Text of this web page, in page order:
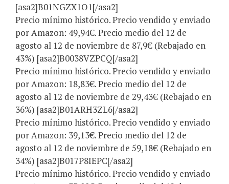
[asa2]B01NGZX1O1[/asa2]
Precio mínimo histórico. Precio vendido y enviado
por Amazon: 49,94€. Precio medio del 12 de
agosto al 12 de noviembre de 87,9€ (Rebajado en
43%) [asa2]B0038VZPCQ[/asa2]
Precio mínimo histórico. Precio vendido y enviado
por Amazon: 18,83€. Precio medio del 12 de
agosto al 12 de noviembre de 29,43€ (Rebajado en
36%) [asa2]B01ARH3ZL6[/asa2]
Precio mínimo histórico. Precio vendido y enviado
por Amazon: 39,13€. Precio medio del 12 de
agosto al 12 de noviembre de 59,18€ (Rebajado en
34%) [asa2]B017P8IEPC[/asa2]
Precio mínimo histórico. Precio vendido y enviado